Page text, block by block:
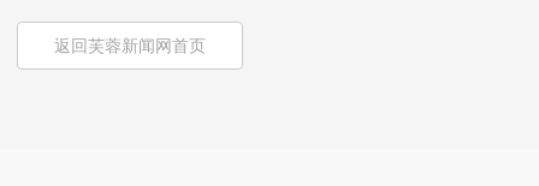
返回芙蓉新闻网首页